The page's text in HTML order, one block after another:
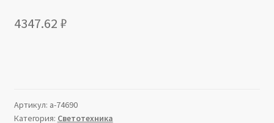
4347.62 ₽
Артикул: a-74690
Категория: Светотехника